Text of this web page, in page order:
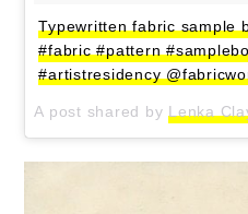
Typewritten fabric sample
#fabric #pattern
#artistresidency
A post shared by Lenka